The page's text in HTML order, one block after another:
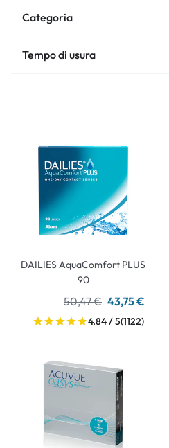
Categoria
Tempo di usura
DAILIES AquaComfort PLUS
90
50,47 € 43,75 €
4.84 / 5(1122)